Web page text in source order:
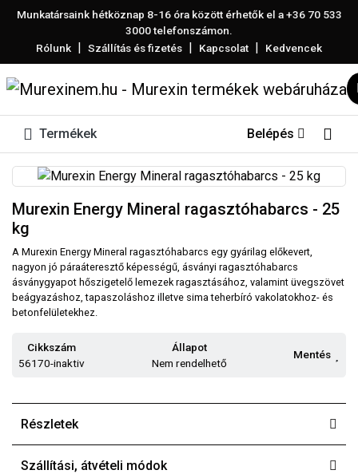
Munkatársaink hétköznap 8-16 óra között érhetők el a+36 70 533
3000telefonszámon.
Rólunk | Szállítás és fizetés | Kapcsolat | Kedvencek
Termékek Belépés
Murexin Energy Mineral ragasztóhabarcs - 25
kg
A Murexin Energy Mineral ragasztóhabarcs egy gyárilag előkevert,
nagyon jó páraáteresztő képességű, ásványi ragasztóhabarcs
ásványgyapot hőszigetelő lemezek ragasztásához, valamint üvegszövet
beágyazáshoz, tapaszoláshoz illetve sima teherbíró vakolatokhoz- és
betonfelületekhez.
Cikkszám
56170-inaktiv
Állapot
Nem rendelhető
Mentés
Részletek
Szállítási, átvételi módok